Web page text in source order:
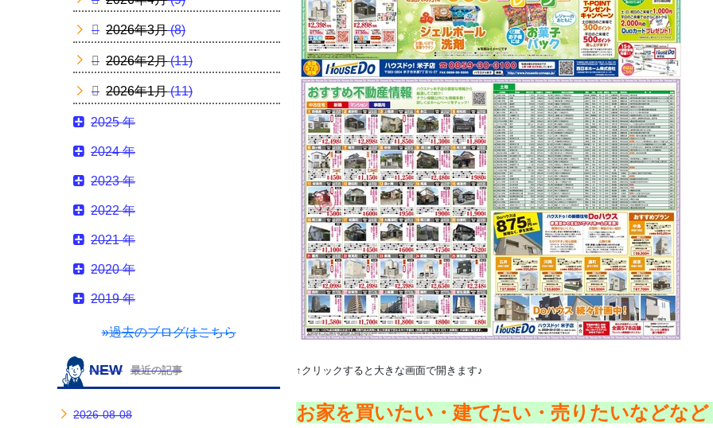
↑クリックすると大きな画面で開きます♪
お家を買いたい・建てたい・売りたいなどなど
2026年3月(8)
2026年2月(11)
2026年1月(11)
2025 年
2024 年
2023 年
2022 年
2021 年
2020 年
2019 年
»過去のブログはこちら
NEW 最近の記事
2026-08-08